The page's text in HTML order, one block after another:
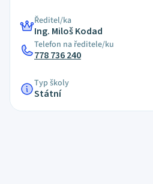
Ředitel/ka
Ing. Miloš Kodad
Telefon na ředitele/ku
778 736 240
Typ školy
Státní